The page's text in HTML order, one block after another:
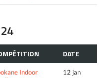
DATE
Indoor
12 jan